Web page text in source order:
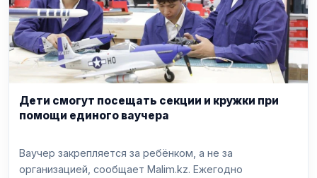
Дети смогут посещать секции и кружки при
помощи единого ваучера
Ваучер закрепляется за ребёнком, а не за
организацией, сообщает Malim.kz. Ежегодно